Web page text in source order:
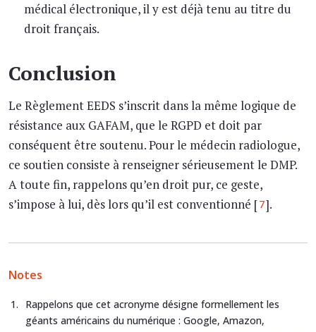
médical électronique, il y est déjà tenu au titre du
droit français.
Conclusion
Le Règlement EEDS s’inscrit dans la même logique de
résistance aux GAFAM, que le RGPD et doit par
conséquent être soutenu. Pour le médecin radiologue,
ce soutien consiste à renseigner sérieusement le DMP.
A toute fin, rappelons qu’en droit pur, ce geste,
s’impose à lui, dès lors qu’il est conventionné [7].
Notes
Rappelons que cet acronyme désigne formellement les
géants américains du numérique : Google, Amazon,